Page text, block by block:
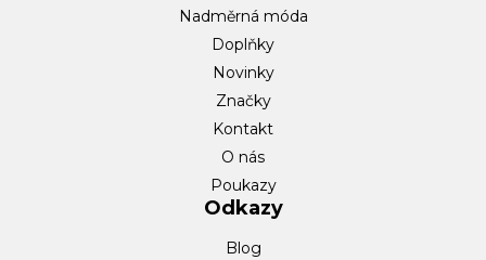
Nadměrná móda
Doplňky
Novinky
Značky
Kontakt
O nás
Poukazy
Odkazy
Blog